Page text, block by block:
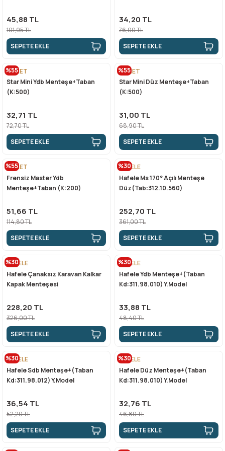
45,88 TL
101,95 TL
SEPETE EKLE
34,20 TL
76,00 TL
SEPETE EKLE
%55
SAMET
Star Mini Ydb Menteşe+Taban
(K:500)
32,71 TL
72,70 TL
SEPETE EKLE
%55
SAMET
Star Mini Düz Menteşe+Taban
(K:500)
31,00 TL
68,90 TL
SEPETE EKLE
%55
SAMET
Frensiz Master Ydb
Menteşe+Taban (K:200)
51,66 TL
114,80 TL
SEPETE EKLE
%30
HAFELE
Hafele Ms 170° Açılı Menteşe
Düz(Tab:312.10.560)
252,70 TL
361,00 TL
SEPETE EKLE
%30
HAFELE
Hafele Çanaksız Karavan Kalkar
Kapak Menteşesi
228,20 TL
326,00 TL
SEPETE EKLE
%30
HAFELE
Hafele Ydb Menteşe+(Taban
Kd:311.98.010) Y.Model
33,88 TL
48,40 TL
SEPETE EKLE
%30
HAFELE
Hafele Sdb Menteşe+(Taban
Kd:311.98.012) Y.Model
36,54 TL
52,20 TL
SEPETE EKLE
%30
HAFELE
Hafele Düz Menteşe+(Taban
Kd:311.98.010) Y.Model
32,76 TL
46,80 TL
SEPETE EKLE